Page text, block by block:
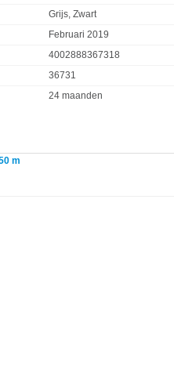
Grijs, Zwart
Februari 2019
4002888367318
36731
24 maanden
m